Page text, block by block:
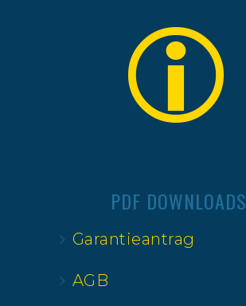
PDF DOWNLOADS
Garantieantrag
AGB